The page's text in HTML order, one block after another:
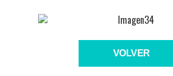
VOLVER